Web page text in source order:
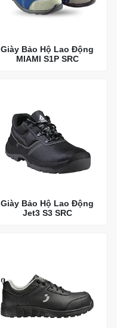
Giày Bảo Hộ Lao Động
MIAMI S1P SRC
Giày Bảo Hộ Lao Động
Jet3 S3 SRC